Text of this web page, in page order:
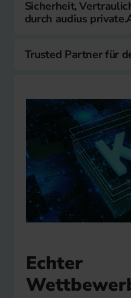
Sicherheit,
durch audius
Trusted Partner für
Echter